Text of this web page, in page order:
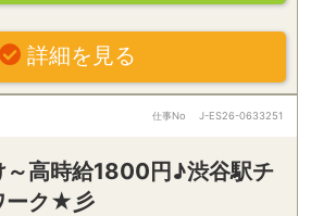
詳細を見る
仕事No J-ES26-0633251
高時給1800円♪渋谷駅チ
ーク★彡